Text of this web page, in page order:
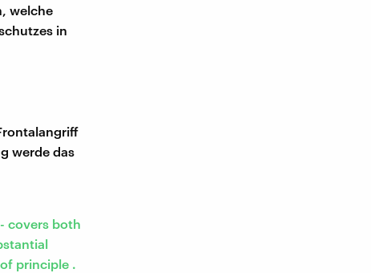
welche
in
werde das
covers both
principle .